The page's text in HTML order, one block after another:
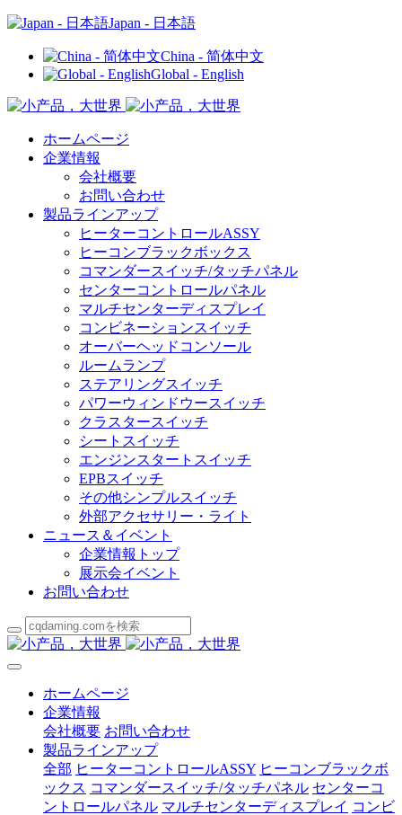
Japan - 日本語
China - 简体中文
Global - English
ホームページ
企業情報
会社概要
お問い合わせ
製品ラインアップ
ヒーターコントロールASSY
ヒーコンブラックボックス
コマンダースイッチ/タッチパネル
センターコントロールパネル
マルチセンターディスプレイ
コンビネーションスイッチ
オーバーヘッドコンソール
ルームランプ
ステアリングスイッチ
パワーウィンドウースイッチ
クラスタースイッチ
シートスイッチ
エンジンスタートスイッチ
EPBスイッチ
その他シンプルスイッチ
外部アクセサリー・ライト
ニュース＆イベント
企業情報トップ
展示会イベント
お問い合わせ
ホームページ
企業情報
会社概要 お問い合わせ
製品ラインアップ
全部 ヒーターコントロールASSY ヒーコンブラックボ
ックス コマンダースイッチ/タッチパネル センターコ
ントロールパネル マルチセンターディスプレイ コンビ